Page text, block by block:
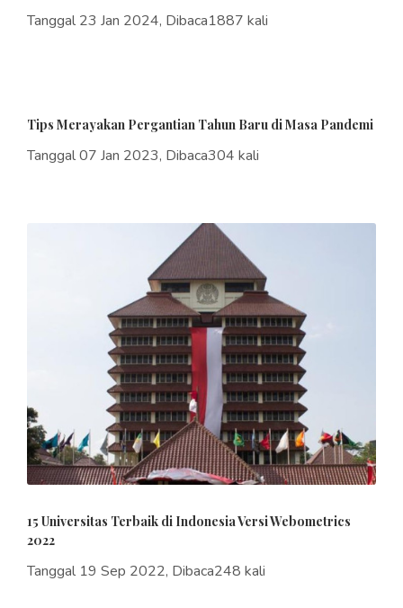
Tanggal 23 Jan 2024, Dibaca1887 kali
Tips Merayakan Pergantian Tahun Baru di Masa Pandemi
Tanggal 07 Jan 2023, Dibaca304 kali
15 Universitas Terbaik di Indonesia Versi Webometrics
2022
Tanggal 19 Sep 2022, Dibaca248 kali